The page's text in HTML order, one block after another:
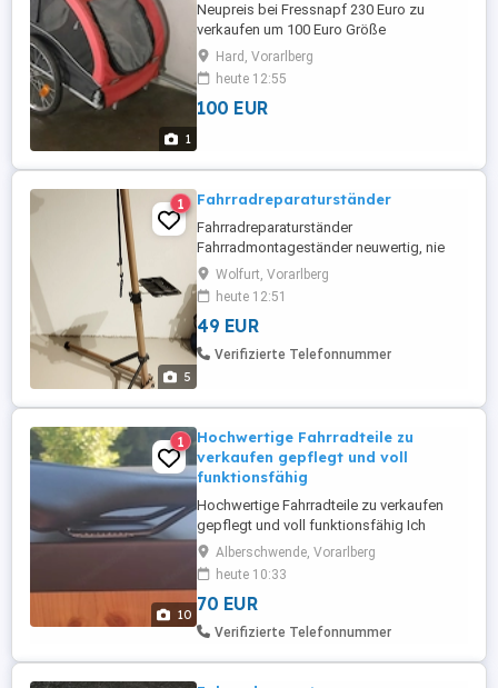
1
Neupreis bei Fressnapf 230 Euro zu
verkaufen um 100 Euro Größe
Liegefläche:85x60 zul.Gew. ca 60 kg
Hard, Vorarlberg
heute 12:55
100 EUR
5
1 Fahrradreparaturständer
Fahrradreparaturständer
Fahrradmontageständer neuwertig, nie
gebraucht, sehr stabil günstig abzugeben.
Wolfurt, Vorarlberg
heute 12:51
49 EUR
Verifizierte Telefonnummer
10
1
Hochwertige Fahrradteile zu
verkaufen gepflegt und voll
funktionsfähig
Hochwertige Fahrradteile zu verkaufen
gepflegt und voll funktionsfähig Ich
verkaufe verschiedene hochwertige
Fahrradteile, die ich nach einem Upgrade
meines Fahrrads nicht mehr benötige.
Hochwertige Markenkomponenten
Ehrliche Beschreibung und Originalfotos
Alberschwende, Vorarlberg
heute 10:33
70 EUR
Verifizierte Telefonnummer